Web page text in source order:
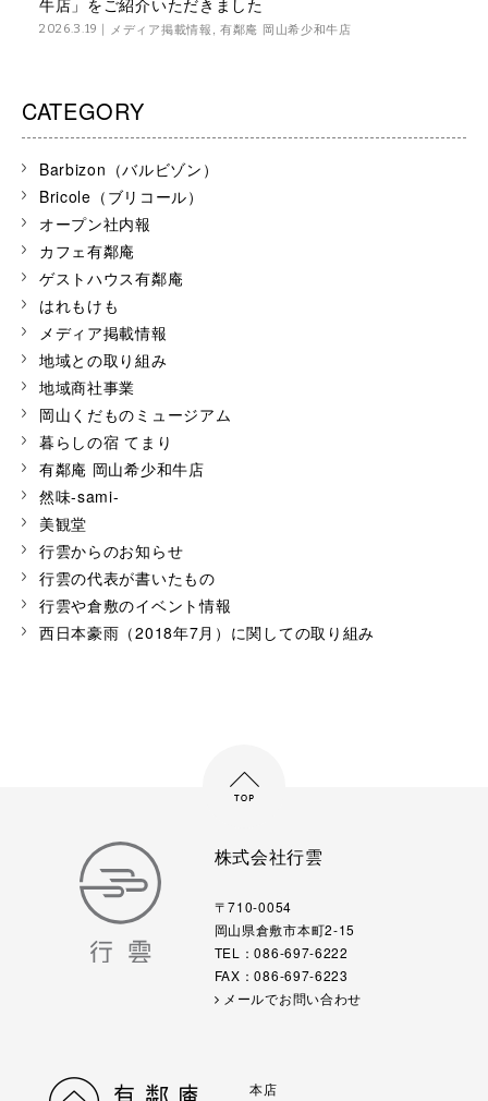
牛店」をご紹介いただきました
2026.3.19 メディア掲載情報,有鄰庵 岡山希少和牛店
CATEGORY
Barbizon（バルビゾン）
Bricole（ブリコール）
オープン社内報
カフェ有鄰庵
ゲストハウス有鄰庵
はれもけも
メディア掲載情報
地域との取り組み
地域商社事業
岡山くだものミュージアム
暮らしの宿 てまり
有鄰庵 岡山希少和牛店
然味-sami-
美観堂
行雲からのお知らせ
行雲の代表が書いたもの
行雲や倉敷のイベント情報
西日本豪雨（2018年7月）に関しての取り組み
株式会社行雲
〒710-0054
岡山県倉敷市本町2-15
TEL：086-697-6222
FAX：086-697-6223
メールでお問い合わせ
本店